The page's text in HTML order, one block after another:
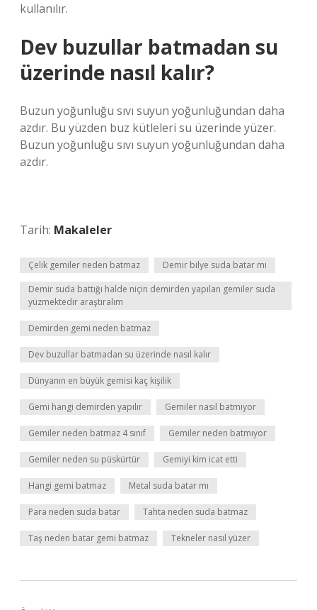
kullanılır.
Dev buzullar batmadan su
üzerinde nasıl kalır?
Buzun yoğunluğu sıvı suyun yoğunluğundan daha
azdır. Bu yüzden buz kütleleri su üzerinde yüzer.
Buzun yoğunluğu sıvı suyun yoğunluğundan daha
azdır.
Tarih: Makaleler
Çelik gemiler neden batmaz
Demir bilye suda batar mı
Demir suda battığı halde niçin demirden yapılan gemiler suda
yüzmektedir araştıralım
Demirden gemi neden batmaz
Dev buzullar batmadan su üzerinde nasıl kalır
Dünyanın en büyük gemisi kaç kişilik
Gemi hangi demirden yapılır Gemiler nasıl batmıyor
Gemiler neden batmaz 4 sınıf Gemiler neden batmıyor
Gemiler neden su püskürtür Gemiyi kim icat etti
Hangi gemi batmaz Metal suda batar mı
Para neden suda batar Tahta neden suda batmaz
Taş neden batar gemi batmaz Tekneler nasıl yüzer